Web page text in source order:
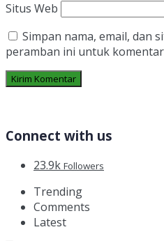
Situs Web
Simpan nama, email, dan
peramban ini untuk
Connect with us
23.9k Followers
Trending
Comments
Latest